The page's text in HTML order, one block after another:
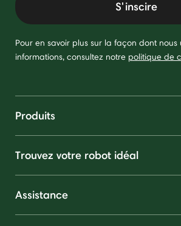
S'inscire
Pour en savoir plus sur la façon dont nous
informations, consultez notre politique de
Produits
Trouvez votre robot idéal
Assistance